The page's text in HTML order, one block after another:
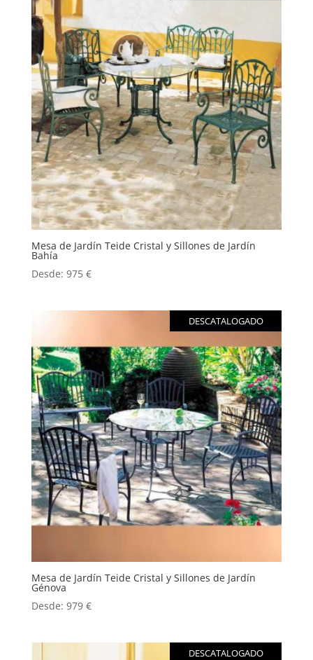
Mesa de Jardín Teide Cristal y Sillones de Jardín
Bahía
Desde: 975 €
DESCATALOGADO
Mesa de Jardín Teide Cristal y Sillones de Jardín
Génova
Desde: 979 €
DESCATALOGADO